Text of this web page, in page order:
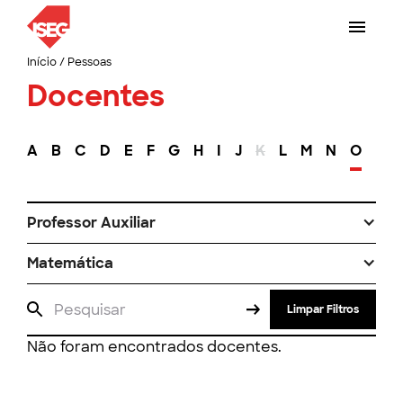
Início/ Pessoas
Docentes
A B C D E F G H I J K L M N O
Professor Auxiliar
Matemática
Limpar Filtros
Não foram encontrados docentes.